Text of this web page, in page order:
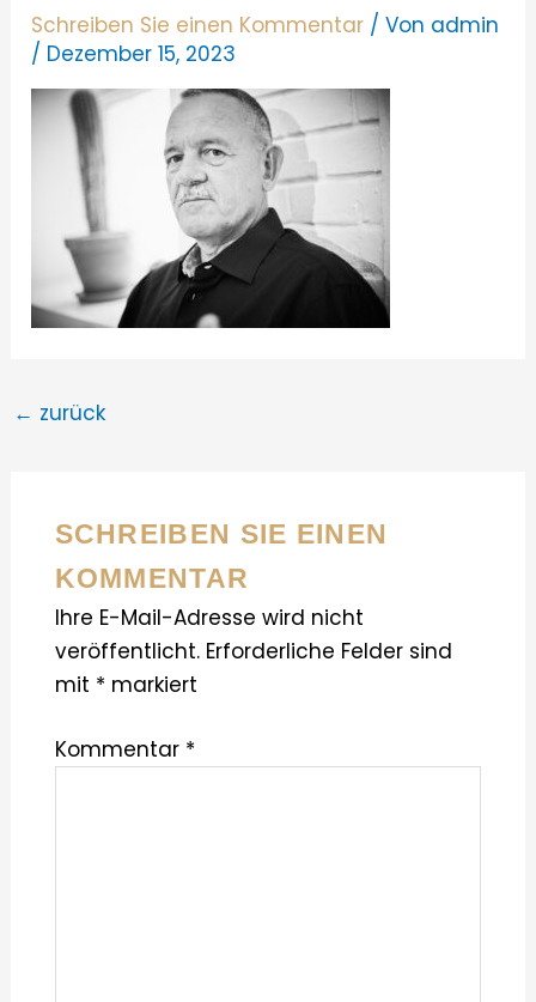
Schreiben Sie einen Kommentar / Von admin
/ Dezember 15, 2023
← zurück
SCHREIBEN SIE EINEN
KOMMENTAR
Ihre E-Mail-Adresse wird nicht
veröffentlicht. Erforderliche Felder sind
mit * markiert
Kommentar *